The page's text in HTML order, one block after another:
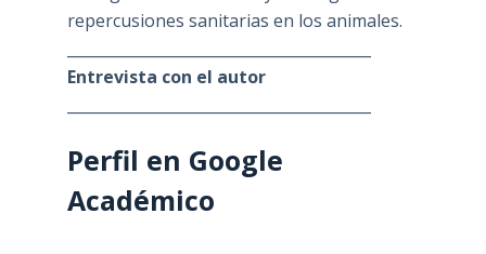
repercusiones sanitarias en los animales.
Entrevista con el autor
Perfil en Google
Académico